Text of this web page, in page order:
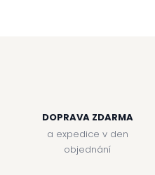
DOPRAVA ZDARMA
a expedice v den
objednání